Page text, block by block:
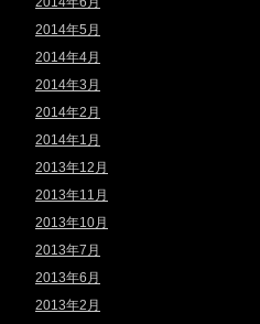
2014年5月
2014年4月
2014年3月
2014年2月
2014年1月
2013年12月
2013年11月
2013年10月
2013年7月
2013年6月
2013年2月